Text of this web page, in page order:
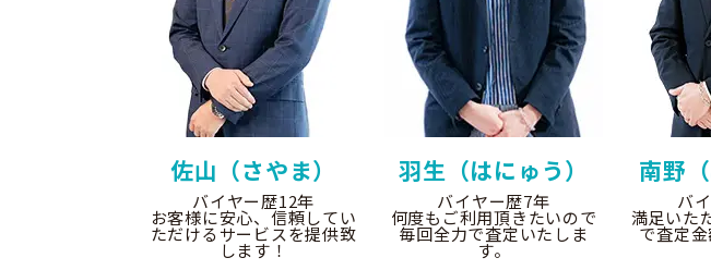
佐山（さやま）
バイヤー歴12年
お客様に安心、信頼してい
ただけるサービスを提供致
します！
羽生（はにゅう）
バイヤー歴7年
何度もご利用頂きたいので
毎回全力で査定いたしま
す。
南野
バ
満足いた
で査定